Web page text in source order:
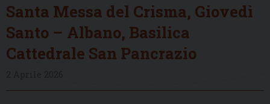
Santa Messa del Crisma, Giovedì
Santo – Albano, Basilica
Cattedrale San Pancrazio